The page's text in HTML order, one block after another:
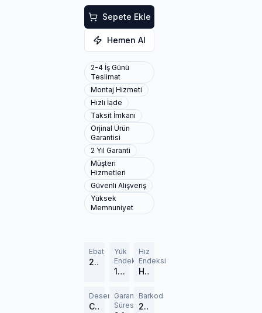
Sepete Ekle
Hemen Al
2-4 İş Günü
Teslimat
Montaj Hizmeti
Hızlı İade
Taksit İmkanı
Orjinal Ürün
Garantisi
2 Yıl Garanti
Müşteri
Hizmetleri
Güvenli Alışveriş
Yüksek
Memnuniyet
Ebat
265/60R18
Yük
Endeksi
110 (1060 kg)
Hız
Endeksi
H (210 km/h)
Desen
CrossClimate 3
Garanti
Süresi
Barkod
267467